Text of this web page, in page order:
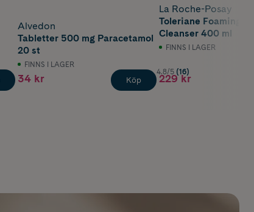
Alvedon
Tabletter 500 mg Paracetamol
20 st
FINNS I LAGER
34 kr Köp
La Roche-Posay
Toleriane Foaming
Cleanser 400 ml
FINNS I LAGER
4.8/5 (16)
229 kr